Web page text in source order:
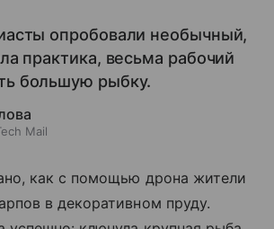
опробовали необычный,
практика, весьма рабочий
большую рыбку.
Mail
как с помощью дрона жители
в декоративном пруду.